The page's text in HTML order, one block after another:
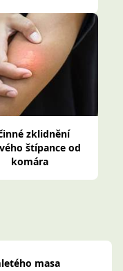
zklidnění
štípance od
komára
masa